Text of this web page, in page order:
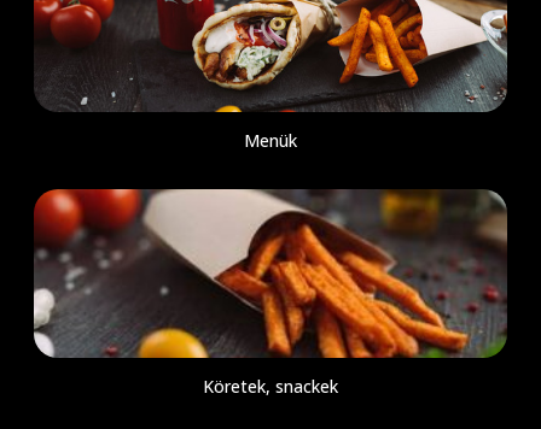
Menük
Köretek, snackek